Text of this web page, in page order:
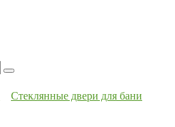
Стеклянные двери для бани